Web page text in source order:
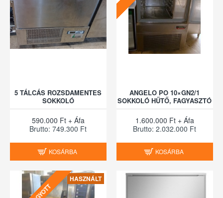
5 TÁLCÁS ROZSDAMENTES
SOKKOLÓ
590.000 Ft + Áfa
Brutto: 749.300 Ft
KOSÁRBA
ANGELO PO 10×GN2/1
SOKKOLÓ HŰTŐ, FAGYASZTÓ
1.600.000 Ft + Áfa
Brutto: 2.032.000 Ft
KOSÁRBA
HASZNÁLT